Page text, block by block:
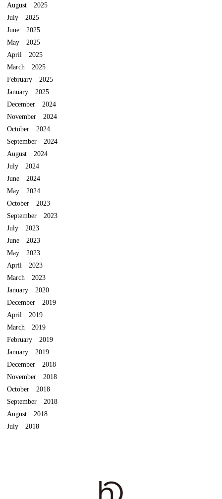
August 2025
July 2025
June 2025
May 2025
April 2025
March 2025
February 2025
January 2025
December 2024
November 2024
October 2024
September 2024
August 2024
July 2024
June 2024
May 2024
October 2023
September 2023
July 2023
June 2023
May 2023
April 2023
March 2023
January 2020
December 2019
April 2019
March 2019
February 2019
January 2019
December 2018
November 2018
October 2018
September 2018
August 2018
July 2018